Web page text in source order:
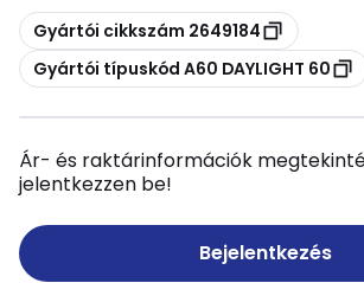
Másolás
Gyártói cikkszám 2649184
Másolás
Gyártói típuskód A60 DAYLIGHT 60
Ár- és raktárinformációk
jelentkezzen be!
Bejelentkezés